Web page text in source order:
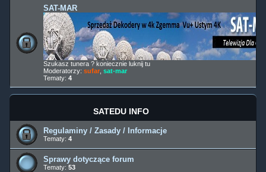
SAT-MAR
Szukasz tunera ? koniecznie luknij tu
Moderatorzy: sufar sat-mar
Tematy: 4
SATEDU INFO
Regulaminy / Zasady / Informacje
Tematy: 4
Sprawy dotyczące forum
Tematy: 53